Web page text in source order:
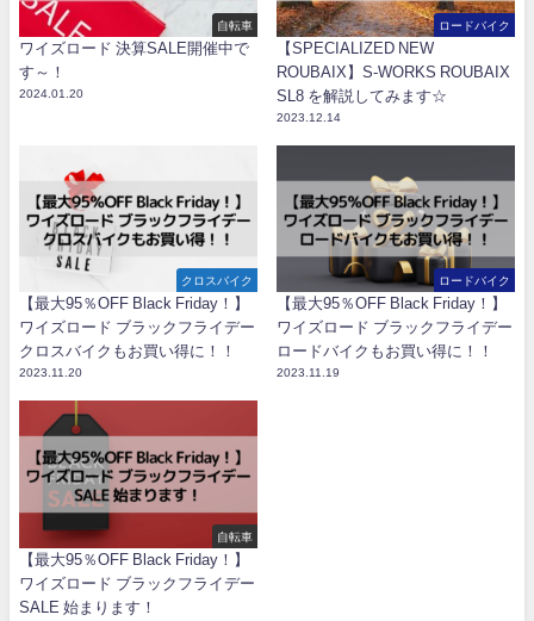
自転車
ワイズロード 決算SALE開催中で
す～！
2024.01.20
ロードバイク
【SPECIALIZED NEW
ROUBAIX】S-WORKS ROUBAIX
SL8 を解説してみます☆
2023.12.14
クロスバイク
【最大95％OFF Black Friday！】
ワイズロード ブラックフライデー
クロスバイクもお買い得に！！
2023.11.20
ロードバイク
【最大95％OFF Black Friday！】
ワイズロード ブラックフライデー
ロードバイクもお買い得に！！
2023.11.19
自転車
【最大95％OFF Black Friday！】
ワイズロード ブラックフライデー
SALE 始まります！